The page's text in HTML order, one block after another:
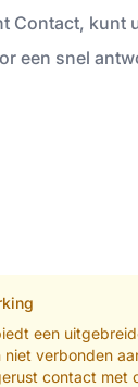
Contact, kunt
een snel
een
verbonden
contact met